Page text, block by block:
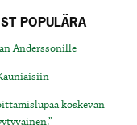
POPULÄRA
Anderssonille
koskevan